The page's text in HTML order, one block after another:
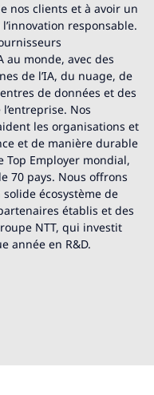
nos clients et à avoir un
responsable.
au monde, avec des
de l’IA, du nuage, de
de données et des
Nos
les organisations et
et de manière durable
Top Employer mondial,
70 pays. Nous offrons
solide écosystème de
établis et des
NTT, qui investit
année en R&D.